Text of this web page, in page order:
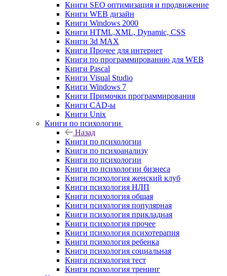
Книги SEO оптимизация и продвижение
Книги WEB дизайн
Книги Windows 2000
Книги HTML,XML, Dynamic, CSS
Книги 3d MAX
Книги Прочее для интернет
Книги по программированию для WEB
Книги Pascal
Книги Visual Studio
Книги Windows 7
Книги Примочки программирования
Книги CAD-ы
Книги Unix
Книги по психологии
Назад
Книги по психологии
Книги по психоанализу
Книги по психологии
Книги по психологии бизнеса
Книги психология женский клуб
Книги психология НЛП
Книги психология общая
Книги психология популярная
Книги психология прикладная
Книги психология прочее
Книги психология психотерапия
Книги психология ребенка
Книги психология социальная
Книги психология тест
Книги психология тренинг